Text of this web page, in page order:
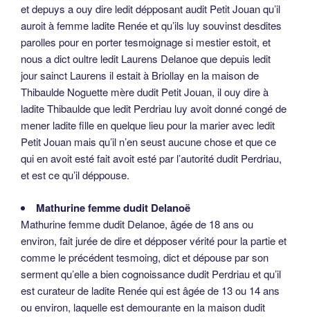
et depuys a ouy dire ledit dépposant audit Petit Jouan qu’il
auroit à femme ladite Renée et qu’ils luy souvinst desdites
parolles pour en porter tesmoignage si mestier estoit, et
nous a dict oultre ledit Laurens Delanoe que depuis ledit
jour sainct Laurens il estait à Briollay en la maison de
Thibaulde Noguette mère dudit Petit Jouan, il ouy dire à
ladite Thibaulde que ledit Perdriau luy avoit donné congé de
mener ladite fille en quelque lieu pour la marier avec ledit
Petit Jouan mais qu’il n’en seust aucune chose et que ce
qui en avoit esté fait avoit esté par l’autorité dudit Perdriau,
et est ce qu’il déppouse.
Mathurine femme dudit Delanoë
Mathurine femme dudit Delanoe, âgée de 18 ans ou
environ, fait jurée de dire et dépposer vérité pour la partie et
comme le précédent tesmoing, dict et dépouse par son
serment qu’elle a bien cognoissance dudit Perdriau et qu’il
est curateur de ladite Renée qui est âgée de 13 ou 14 ans
ou environ, laquelle est demourante en la maison dudit